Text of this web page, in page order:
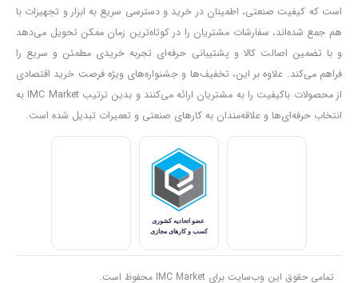
طراحی این محصول ارگونومیک بوده و برای کارهای طولانی بسیار مناسب
است. بدنه با روکش سیلیکونی ضد لغزش و طراحی ارگونومیک و انحنای
تعبیه شده در بدنه محصول به گردش هوا و کارکرد بهتر موتور محصول
کمک می کند. این فرز مینیاتوری به صورت تک محصول عرضه می شود و
برای استفاده نیاز به متعلقات دارد که با توجه که کاربرد و نیاز خود باید آنها
را تهیه کنید. اگر نیاز به تهیه لوازم جانبی ندارید و فقط به دنبال یک فرز با
کیفیت با قیمت مناسب تر هستید می توانید مدل
است که کیفیت صنعتی، اطمینان در خرید و دسترسی سریع به ابزار و تجهیزات با
هم جمع شده‌اند، سفارشات مشتریان را در کوتاه‌ترین زمان ممکن تحویل می‌دهد
و با تضمین اصالت کالا و پشتیبانی حرفه‌ای تجربه خریدی مطمئن و سریع را
فراهم می‌کند. علاوه بر این، تخفیف‌ها و جشنواره‌های ویژه فرصت خرید اقتصادی
از محصولات باکیفیت را به مشتریان ارائه می‌کنند و بدین ترتیب IMC Market به
انتخاب حرفه‌ای‌ها و علاقه‌مندان به کارهای صنعتی و تعمیرات تبدیل شده است.
تمامی حقوق این وب‌سایت برای IMC Market محفوظ است.